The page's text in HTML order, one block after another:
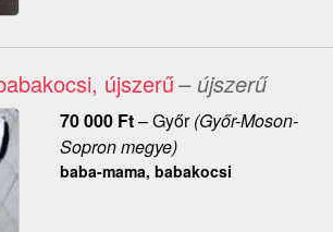
újszerű– újszerű
70 000 Ft–Győr(Győr-Moson-
Sopron megye)
baba-mama, babakocsi